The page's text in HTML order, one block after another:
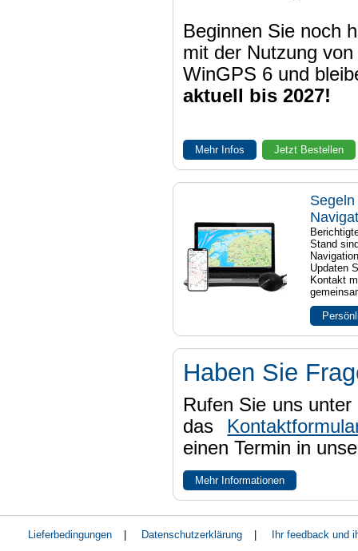
Beginnen Sie noch
mit der Nutzung von
WinGPS 6 und
aktuell bis 2027!
Mehr Infos Jetzt Bestellen
Stand
Updaten
Kontakt
Haben Sie
Rufen Sie uns
das
einen Termin in
Mehr Informationen
Lieferbedingungen | Datenschutzerklärung |
Ihr feedback und